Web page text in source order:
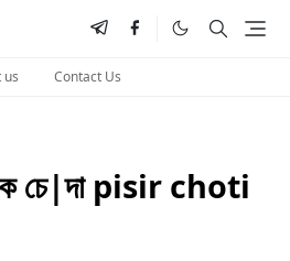
us Contact Us
চে|দা pisir choti